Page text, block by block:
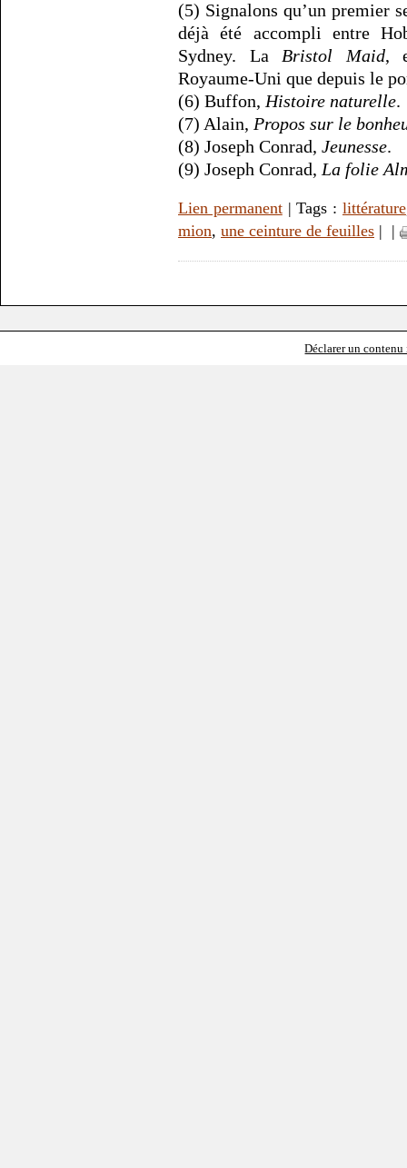
(5) Signalons qu’un premier
déjà été accompli entre
Sydney. La Bristol Maid,
Royaume-Uni que depuis le
(6) Buffon, Histoire naturelle.
(7) Alain, Propos sur le
(8) Joseph Conrad, Jeunesse.
(9) Joseph Conrad, La folie
Lien permanent| Tags : littérature
mion, une ceinture de feuilles | |
Déclarer un